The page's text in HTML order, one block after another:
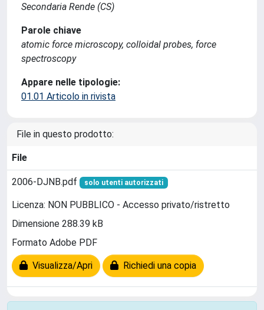
Secondaria Rende (CS)
Parole chiave
atomic force microscopy, colloidal probes, force
spectroscopy
Appare nelle tipologie:
01.01 Articolo in rivista
File in questo prodotto:
File
2006-DJNB.pdf solo utenti autorizzati
Licenza: NON PUBBLICO - Accesso privato/ristretto
Dimensione 288.39 kB
Formato Adobe PDF
Visualizza/Apri Richiedi una copia